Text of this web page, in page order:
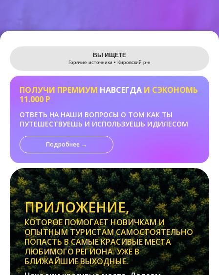
Leaflet
ВЫ ИЩЕТЕ
Горячие источники • Кировский р-н
ПОЛУЧИ ПРЕМИУМ НАВСЕГДА И СЭКОНОМЬ
11.000 Р
ОТВЕТЬ НА НАШИ ВОПРОСЫ О ТОМ КАК ТЫ
ПУТЕШЕСТВУЕШЬ И ИСПОЛЬЗУЕШЬ ИДИЛЕСОМ
Подробнее →
ПРИЛОЖЕНИЕ,
КОТОРОЕ ПОМОГАЕТ НОВИЧКАМ И
ОПЫТНЫМ ТУРИСТАМ САМОСТОЯТЕЛЬНО
ПОПАСТЬ В САМЫЕ КРАСИВЫЕ МЕСТА
ЛЮБИМОГО РЕГИОНА. УЖЕ В
БЛИЖАЙШИЕ ВЫХОДНЫЕ.